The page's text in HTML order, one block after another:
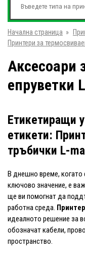
Начална страница »
Принтери за
Аксесоари
епруветки
Етикетиращи
етикети:
тръбички L-
В днешно време, когато
ключово значение, е
ще ви помогнат да
работна среда.
идеалното решение за
обозначат кабели,
пространство.